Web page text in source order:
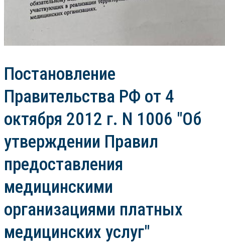
Постановление
Правительства РФ от 4
октября 2012 г. N 1006 "Об
утверждении Правил
предоставления
медицинскими
организациями платных
медицинских услуг"